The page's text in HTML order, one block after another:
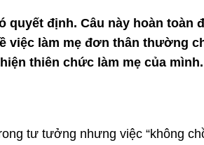
định. Câu này hoàn toàn
việc làm mẹ đơn thân thường
thiên chức làm mẹ của mình.
tư tưởng nhưng việc “không